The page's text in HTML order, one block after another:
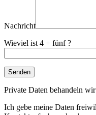
Nachricht
Wieviel ist 4 + fünf ?
Private Daten behandeln
Ich gebe meine Daten